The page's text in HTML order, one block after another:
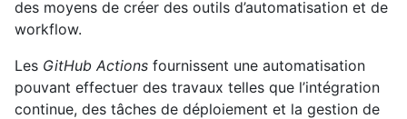
des moyens de créer des outils d’automatisation et de
workflow.
Les GitHub Actions fournissent une automatisation
pouvant effectuer des travaux telles que l’intégration
continue, des tâches de déploiement et la gestion de